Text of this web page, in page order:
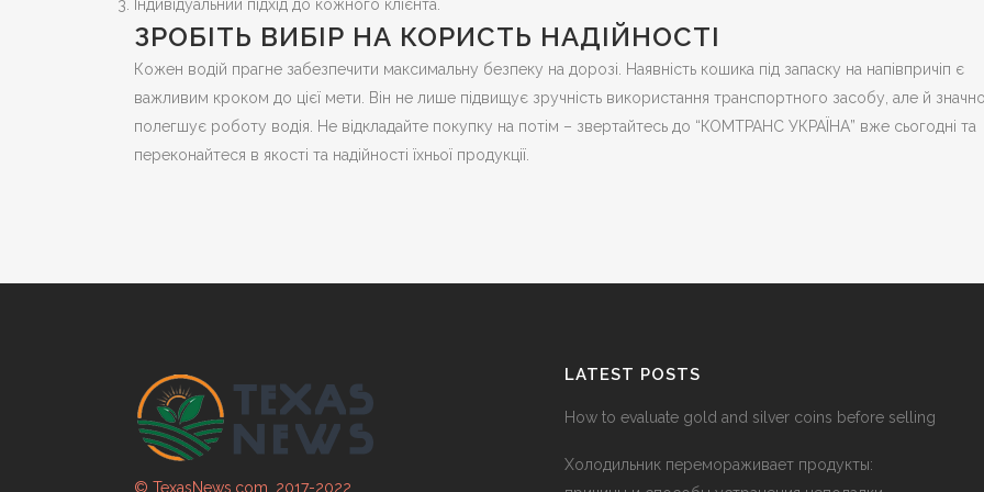
Індивідуальний підхід до кожного клієнта.
ЗРОБІТЬ ВИБІР НА КОРИСТЬ НАДІЙНОСТІ
Кожен водій прагне забезпечити максимальну безпеку на дорозі. Наявність кошика під запаску на напівпричіп є
важливим кроком до цієї мети. Він не лише підвищує зручність використання транспортного засобу, але й
полегшує роботу водія. Не відкладайте покупку на потім – звертайтесь до “КОМТРАНС УКРАЇНА” вже сьогодні та
переконайтеся в якості та надійності їхньої продукції.
© TexasNews.com, 2017-2022
LATEST POSTS
How to evaluate gold and silver coins before selling
Холодильник перемораживает продукты: